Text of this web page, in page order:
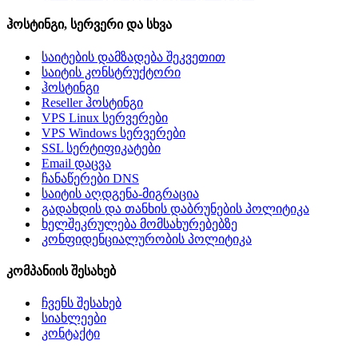
ჰოსტინგი, სერვერი და სხვა
საიტების დამზადება შეკვეთით
საიტის კონსტრუქტორი
ჰოსტინგი
Reseller ჰოსტინგი
VPS Linux სერვერები
VPS Windows სერვერები
SSL სერტიფიკატები
Email დაცვა
ჩანაწერები DNS
საიტის აღდგენა-მიგრაცია
გადახდის და თანხის დაბრუნების პოლიტიკა
ხელშეკრულება მომსახურებებზე
კონფიდენციალურობის პოლიტიკა
კომპანიის შესახებ
ჩვენს შესახებ
სიახლეები
კონტაქტი